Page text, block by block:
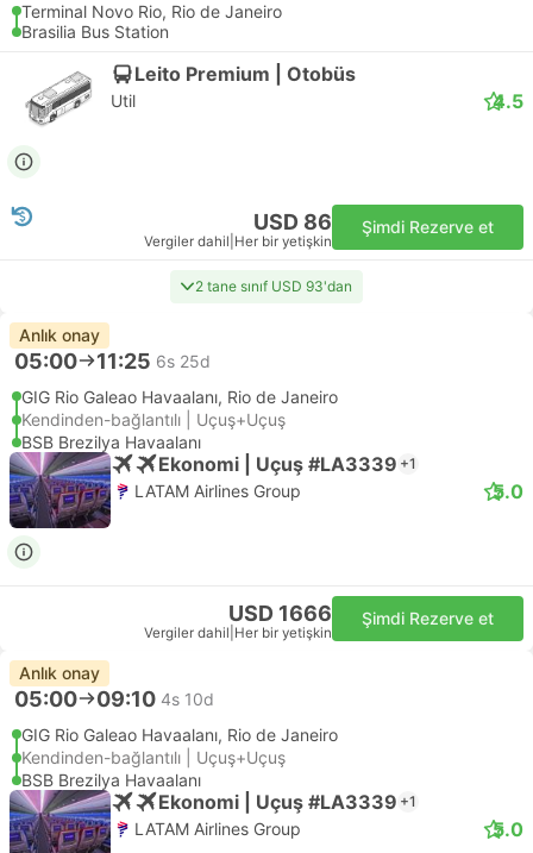
Terminal Novo Rio, Rio de Janeiro
Brasilia Bus Station
Leito Premium | Otobüs
Util 4.5
USD 86
Vergiler dahil Her bir yetişkin
Şimdi Rezerve et
2 tane sınıf USD 93'dan
Anlık onay
05:00 11:25 6s 25d
GIG Rio Galeao Havaalanı, Rio de Janeiro
Kendinden-bağlantılı | Uçuş+Uçuş
BSB Brezilya Havaalanı
Ekonomi | Uçuş #LA3339 +1
LATAM Airlines Group 5.0
USD 1666
Vergiler dahil Her bir yetişkin
Şimdi Rezerve et
Anlık onay
05:00 09:10 4s 10d
GIG Rio Galeao Havaalanı, Rio de Janeiro
Kendinden-bağlantılı | Uçuş+Uçuş
BSB Brezilya Havaalanı
Ekonomi | Uçuş #LA3339 +1
LATAM Airlines Group 5.0